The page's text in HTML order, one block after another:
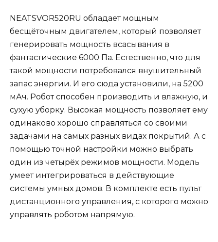
NEATSVOR520RU обладает мощным
бесщёточным двигателем, который позволяет
генерировать мощность всасывания в
фантастические 6000 Па. Естественно, что для
такой мощности потребовался внушительный
запас энергии. И его сюда установили, на 5200
мАч. Робот способен производить и влажную, и
сухую уборку. Высокая мощность позволяет ему
одинаково хорошо справляться со своими
задачами на самых разных видах покрытий. А с
помощью точной настройки можно выбрать
один из четырёх режимов мощности. Модель
умеет интегрироваться в действующие
системы умных домов. В комплекте есть пульт
дистанционного управления, с которого можно
управлять роботом напрямую.